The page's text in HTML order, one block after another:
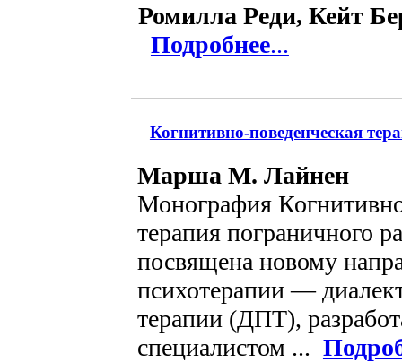
Ромилла Реди, Кейт
Подробнее...
Когнитивно-поведенческая
Марша М. Лайнен
Монография
терапия пограничного
посвящена новому
психотерапии —
терапии (ДПТ),
специалистом ...